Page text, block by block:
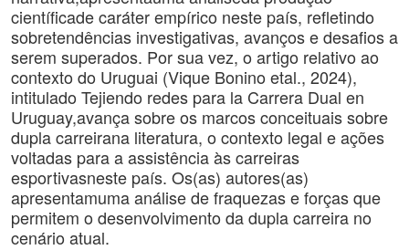
científicade caráter empírico neste país, refletindo
sobretendências investigativas, avanços e desafios a
serem superados. Por sua vez, o artigo relativo ao
contexto do Uruguai (Vique Bonino etal., 2024),
intitulado Tejiendo redes para la Carrera Dual en
Uruguay,avança sobre os marcos conceituais sobre
dupla carreirana literatura, o contexto legal e ações
voltadas para a assistência às carreiras
esportivasneste país. Os(as) autores(as)
apresentamuma análise de fraquezas e forças que
permitem o desenvolvimento da dupla carreira no
cenário atual.